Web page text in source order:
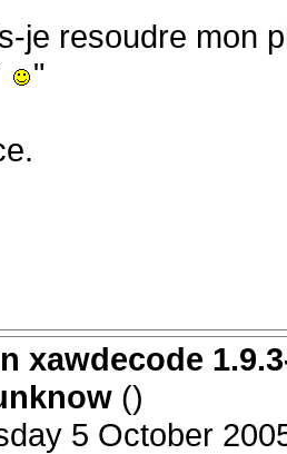
je resoudre mon
"
xawdecode
()
5 October